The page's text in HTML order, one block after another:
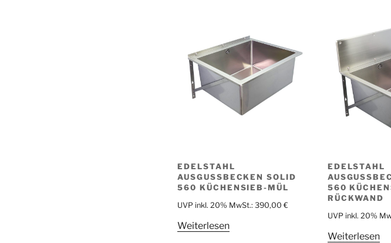
EDELSTAHL
AUSGUSSBECKEN SOLID
560 KÜCHENSIEB-MÜL
UVP inkl. 20% MwSt.: 390,00 €
Weiterlesen
EDELSTAHL
560
RÜCKWAND
UVP inkl. 20%
Weiterlesen